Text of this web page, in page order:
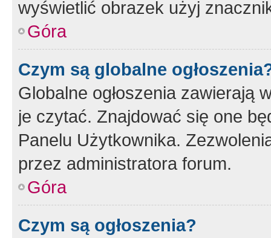
wyświetlić obrazek użyj
Góra
Czym są globalne
Globalne ogłoszenia zawierają
je czytać. Znajdować się one
Panelu Użytkownika.
przez administratora forum.
Góra
Czym są ogłoszenia?